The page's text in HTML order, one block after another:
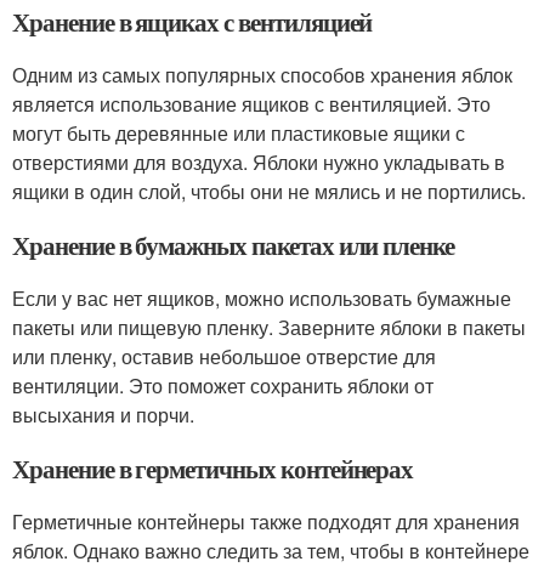
Хранение в ящиках с вентиляцией
Одним из самых популярных способов хранения яблок
является использование ящиков с вентиляцией. Это
могут быть деревянные или пластиковые ящики с
отверстиями для воздуха. Яблоки нужно укладывать в
ящики в один слой, чтобы они не мялись и не портились.
Хранение в бумажных пакетах или пленке
Если у вас нет ящиков, можно использовать бумажные
пакеты или пищевую пленку. Заверните яблоки в пакеты
или пленку, оставив небольшое отверстие для
вентиляции. Это поможет сохранить яблоки от
высыхания и порчи.
Хранение в герметичных контейнерах
Герметичные контейнеры также подходят для хранения
яблок. Однако важно следить за тем, чтобы в контейнере